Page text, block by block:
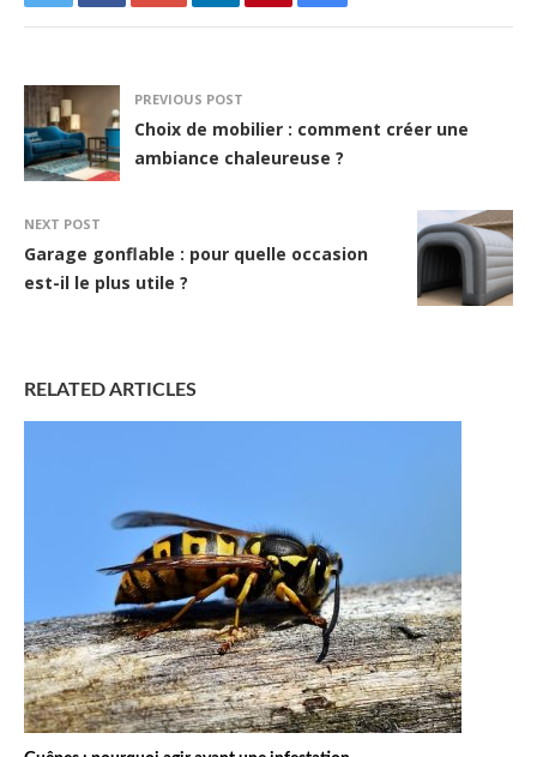
PREVIOUS POST
Choix de mobilier : comment créer une
ambiance chaleureuse ?
NEXT POST
Garage gonflable : pour quelle occasion
est-il le plus utile ?
RELATED ARTICLES